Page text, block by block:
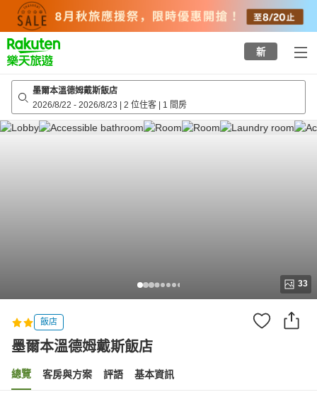
top
page
新
墨爾本溫德姆戴斯飯店
2026/8/22 - 2026/8/23 | 2 位住客 | 1 間房
33
飯店
墨爾本溫德姆戴斯飯店
總覽 客房與方案 評語 基本資訊